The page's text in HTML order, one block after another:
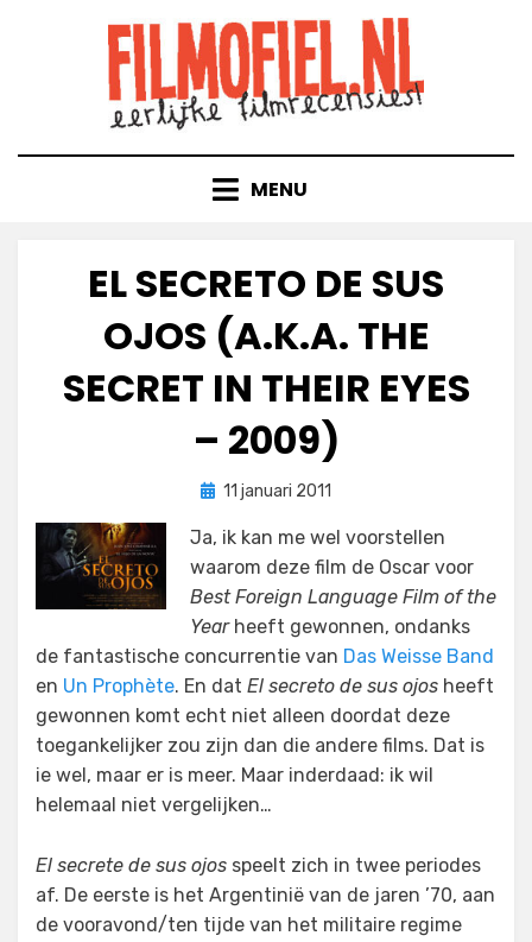
MENU
EL SECRETO DE SUS
OJOS (A.K.A. THE
SECRET IN THEIR EYES
– 2009)
doorFilmofiel.nl
Geplaatst
11 januari 2011
Ja, ik kan me wel voorstellen
waarom deze film de Oscar voor
Best Foreign Language Film of the
Yearheeft gewonnen, ondanks
de fantastische concurrentie van Das Weisse Band
en Un Prophète. En dat El secreto de sus ojos heeft
gewonnen komt echt niet alleen doordat deze
toegankelijker zou zijn dan die andere films. Dat is
ie wel, maar er is meer. Maar inderdaad: ik wil
helemaal niet vergelijken…
El secrete de sus ojos speelt zich in twee periodes
af. De eerste is het Argentinië van de jaren ’70, aan
de vooravond/ten tijde van het militaire regime